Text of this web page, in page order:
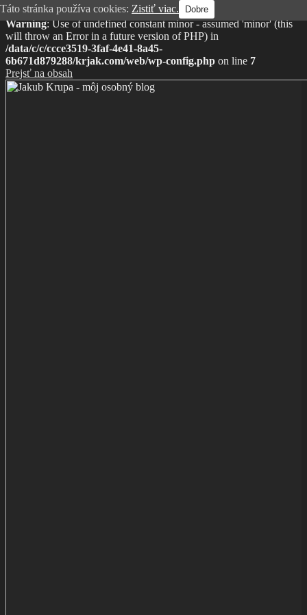
Warning: Use of undefined constant minor - assumed 'minor' (this
will throw an Error in a future version of PHP) in
/data/c/c/ccce3519-3faf-4e41-8a45-
6b671d879288/krjak.com/web/wp-config.php on line 7
Prejsť na obsah
Táto stránka používa cookies: Zistiť viac. Dobre